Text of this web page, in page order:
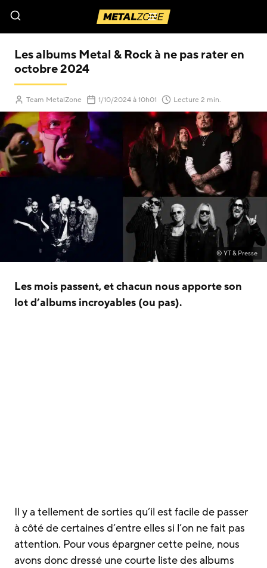
Menu
Les albums Metal & Rock à ne pas rater en
octobre 2024
Team MetalZone 1/10/2024(Mis à jour le
à 10h01 Lecture 2 min.
© YT & Presse
Les mois passent, et chacun nous apporte son
lot d’albums incroyables (ou pas).
Il y a tellement de sorties qu’il est facile de passer
à côté de certaines d’entre elles si l’on ne fait pas
attention. Pour vous épargner cette peine, nous
avons donc dressé une courte liste des albums